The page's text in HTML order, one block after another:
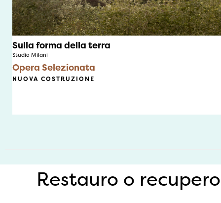
Sulla forma della terra
Studio Milani
Opera Selezionata
NUOVA COSTRUZIONE
Restauro o recupero